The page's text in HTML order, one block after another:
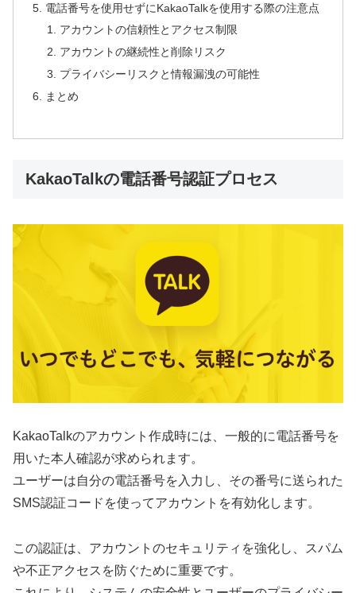
電話番号を使用せずにKakaoTalkを使用する際の注意点
アカウントの信頼性とアクセス制限
アカウントの継続性と削除リスク
プライバシーリスクと情報漏洩の可能性
まとめ
KakaoTalkの電話番号認証プロセス
KakaoTalkのアカウント作成時には、一般的に電話番号を
用いた本人確認が求められます。
ユーザーは自分の電話番号を入力し、その番号に送られた
SMS認証コードを使ってアカウントを有効化します。
この認証は、アカウントのセキュリティを強化し、スパム
や不正アクセスを防ぐために重要です。